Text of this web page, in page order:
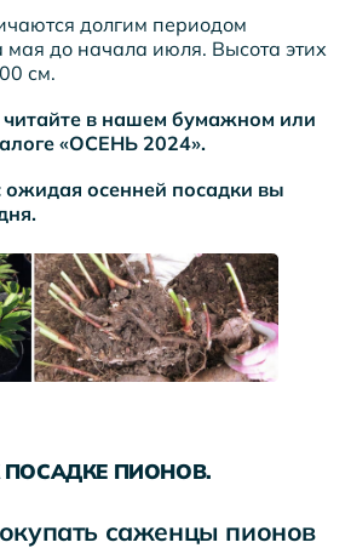
долгим периодом
мая до начала июля. Высота этих
см.
в нашем бумажном или
«ОСЕНЬ 2024».
ожидая осенней посадки вы
ПИОНОВ.
саженцы пионов